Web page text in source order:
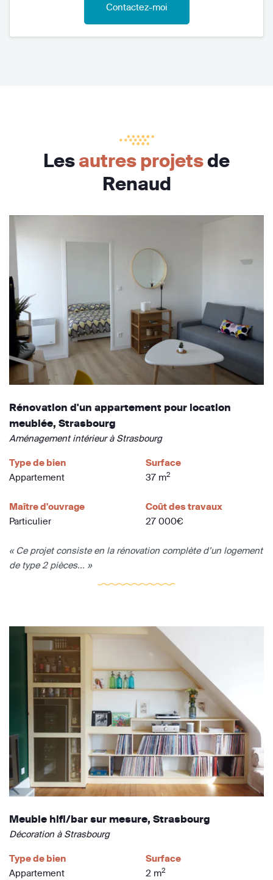
Contactez-moi
Lesautres projetsde
Renaud
Rénovation d'un appartement pour location
meublée, Strasbourg
Aménagement intérieur à Strasbourg
Type de bien
Appartement
Surface
37 m2
Maître d'ouvrage
Particulier
Coût des travaux
27 000€
« Ce projet consiste en la rénovation complète d’un logement
de type 2 pièces... »
Meuble hifi/bar sur mesure, Strasbourg
Décoration à Strasbourg
Type de bien
Appartement
Surface
2 m2